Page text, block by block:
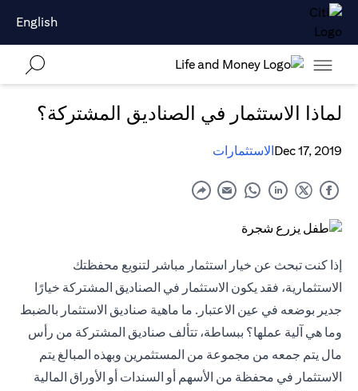
English
لماذا الاستثمار في الصناديق المشتركة؟
Dec 17, 2019الاستثمارات
إذا كنت تبحث عن خيار استثمار مباشر لتنويع محفظتك
الاستثمارية، فقد يكون الاستثمار في الصناديق المشتركة خيارًا
جدير بوضعه في عين الاعتبار. ما ماهية صناديق الاستثمار بالضبط
وما هي آلية عملها؟ ببساطة، تتألف صناديق المشتركة من رأس
مال يتم جمعه من مجموعة من المستثمرين وبهذه المبالغ يتم
الاستثمار في محفظة من الأسهم أو السندات أو الأوراق المالية